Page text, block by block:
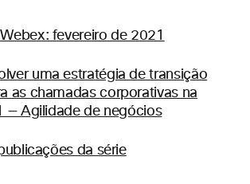
fevereiro de 2021
uma estratégia de transição
as chamadas corporativas na
— Agilidade de negócios
da série